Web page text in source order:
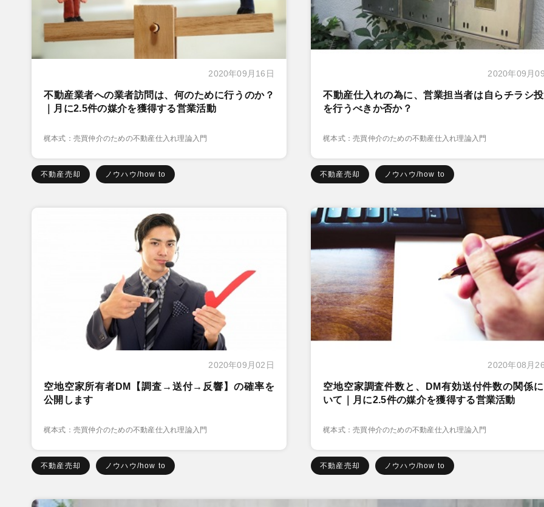
2020年09月16日
不動産業者への業者訪問は、何のために行うのか？
｜月に2.5件の媒介を獲得する営業活動
梶本式：売買仲介のための不動産仕入れ理論入門
不動産売却 ノウハウ/how to
2020年09月
不動産仕入れの為に、営業担当者は自らチラシ
を行うべきか否か？
梶本式：売買仲介のための不動産仕入れ理論入門
不動産売却 ノウハウ/how to
2020年09月02日
空地空家所有者DM【調査→送付→反響】の確率を
公開します
梶本式：売買仲介のための不動産仕入れ理論入門
不動産売却 ノウハウ/how to
2020年08月
空地空家調査件数と、DM有効送付件数の関係
いて｜月に2.5件の媒介を獲得する営業活動
梶本式：売買仲介のための不動産仕入れ理論入門
不動産売却 ノウハウ/how to